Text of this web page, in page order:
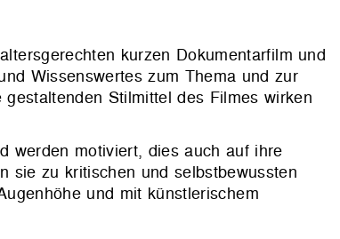
kurzen Dokumentarfilm und
Wissenswertes zum Thema und zur
Stilmittel des Filmes wirken
werden motiviert, dies auch auf ihre
sie zu kritischen und selbstbewussten
und mit künstlerischem